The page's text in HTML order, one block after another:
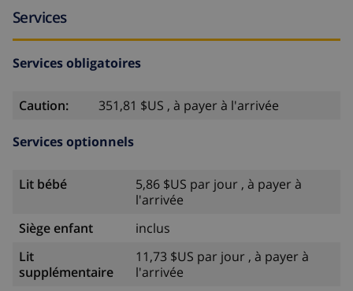
Services
Services obligatoires
Caution: 351,81 $US , à payer à l'arrivée
Services optionnels
Lit bébé
5,86 $US par jour , à payer à
l'arrivée
Siège enfant
inclus
Lit
supplémentaire
11,73 $US par jour , à payer à
l'arrivée